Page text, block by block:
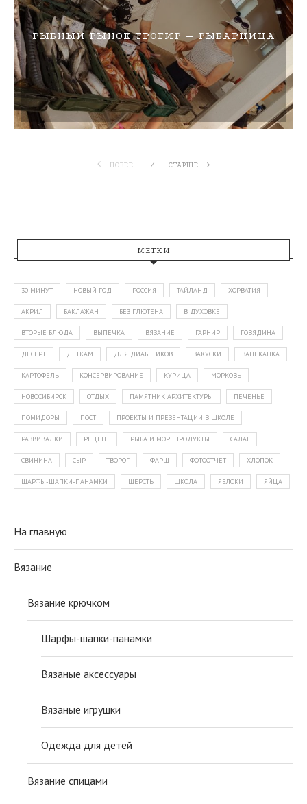
РЫБНЫЙ РЫНОК ТРОГИР — РЫБАРНИЦА
НОВЕЕ СТАРШЕ
МЕТКИ
30 МИНУТ НОВЫЙ ГОД РОССИЯ ТАЙЛАНД ХОРВАТИЯ
АКРИЛ БАКЛАЖАН БЕЗ ГЛЮТЕНА В ДУХОВКЕ
ВТОРЫЕ БЛЮДА ВЫПЕЧКА ВЯЗАНИЕ ГАРНИР ГОВЯДИНА
ДЕСЕРТ ДЕТКАМ ДЛЯ ДИАБЕТИКОВ ЗАКУСКИ ЗАПЕКАНКА
КАРТОФЕЛЬ КОНСЕРВИРОВАНИЕ КУРИЦА МОРКОВЬ
НОВОСИБИРСК ОТДЫХ ПАМЯТНИК АРХИТЕКТУРЫ ПЕЧЕНЬЕ
ПОМИДОРЫ ПОСТ ПРОЕКТЫ И ПРЕЗЕНТАЦИИ В ШКОЛЕ
РАЗВИВАЛКИ РЕЦЕПТ РЫБА И МОРЕПРОДУКТЫ САЛАТ
СВИНИНА СЫР ТВОРОГ ФАРШ ФОТООТЧЕТ ХЛОПОК
ШАРФЫ-ШАПКИ-ПАНАМКИ ШЕРСТЬ ШКОЛА ЯБЛОКИ ЯЙЦА
На главную
Вязание
Вязание крючком
Шарфы-шапки-панамки
Вязаные аксессуары
Вязаные игрушки
Одежда для детей
Вязание спицами